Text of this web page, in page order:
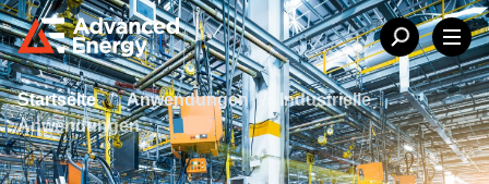
Startseite / Anwendungen
Industrielle
Anwendungen